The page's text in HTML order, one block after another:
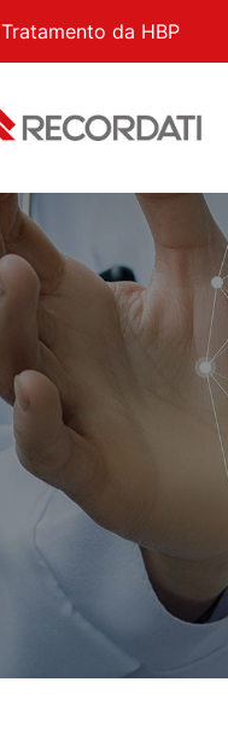
Tratamento da HBP